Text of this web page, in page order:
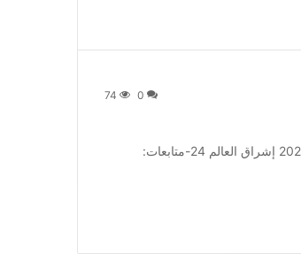
0
74
من صحيفة اشراق العالم 24:[ad_1] إعلان: شاهد أجمل الأفلام والمسلسلات 2021 إشراق العالم 24-متابعات: